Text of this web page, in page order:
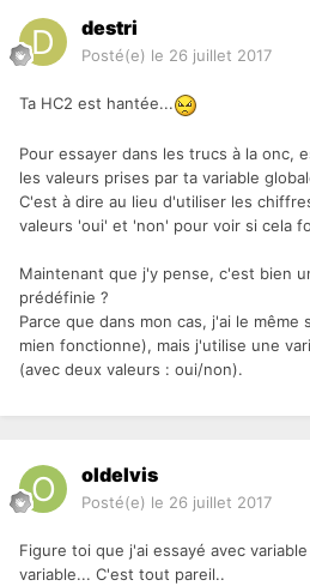
destri
Posté(e) le 26 juillet 2017
Ta HC2 est hantée...
Pour essayer dans les trucs à la onc,
les valeurs prises par ta variable
C'est à dire au lieu d'utiliser les
valeurs 'oui' et 'non' pour voir si cela
Maintenant que j'y pense, c'est bien
prédéfinie ?
Parce que dans mon cas, j'ai le même
mien fonctionne), mais j'utilise une
(avec deux valeurs : oui/non).
oldelvis
Posté(e) le 26 juillet 2017
Figure toi que j'ai essayé avec
variable... C'est tout pareil..